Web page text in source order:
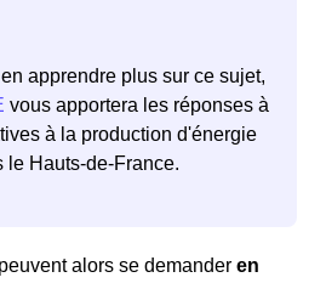
apprendre plus sur ce sujet,
vous apportera les réponses à
à la production d'énergie
le Hauts-de-France.
alors se demander en